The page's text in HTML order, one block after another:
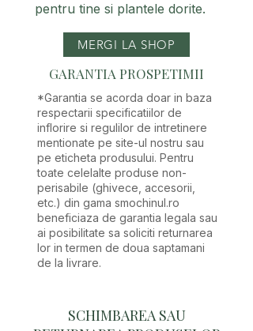
pentru tine si plantele dorite.
MERGI LA SHOP
GARANTIA PROSPETIMII
*Garantia se acorda doar in baza
respectarii specificatiilor de
inflorire si regulilor de intretinere
mentionate pe site-ul nostru sau
pe eticheta produsului. Pentru
toate celelalte produse non-
perisabile (ghivece, accesorii,
etc.) din gama smochinul.ro
beneficiaza de garantia legala sau
ai posibilitate sa soliciti returnarea
lor in termen de doua saptamani
de la livrare.
SCHIMBAREA SAU